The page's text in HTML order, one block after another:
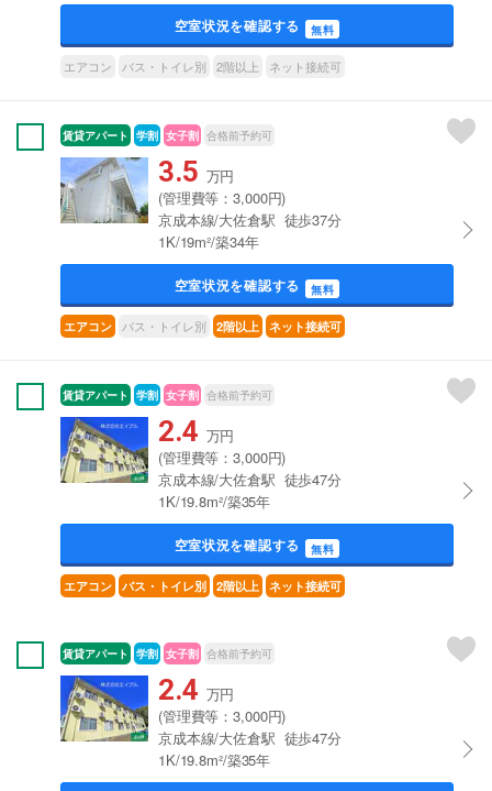
空室状況を確認する 無料
エアコン バス・トイレ別 2階以上 ネット接続可
賃貸アパート 学割 女子割 合格前予約可
3.5 万円
(管理費等：3,000円)
京成本線/大佐倉駅 徒歩37分
1K/19m²/築34年
空室状況を確認する 無料
エアコン バス・トイレ別 2階以上 ネット接続可
賃貸アパート 学割 女子割 合格前予約可
2.4 万円
(管理費等：3,000円)
京成本線/大佐倉駅 徒歩47分
1K/19.8m²/築35年
空室状況を確認する 無料
エアコン バス・トイレ別 2階以上 ネット接続可
賃貸アパート 学割 女子割 合格前予約可
2.4 万円
(管理費等：3,000円)
京成本線/大佐倉駅 徒歩47分
1K/19.8m²/築35年